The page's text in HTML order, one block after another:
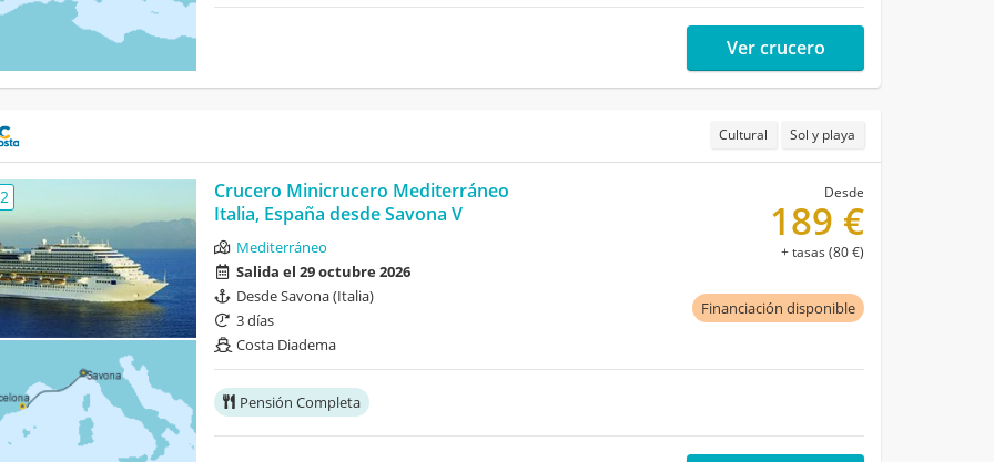
Ver crucero
Cultural Sol y playa
Crucero Minicrucero Mediterráneo
Italia, España desde Savona V
Mediterráneo
Salida el 29 octubre 2026
Desde Savona (Italia)
3 días
Costa Diadema
Pensión Completa
Financiación disponible
Desde
189 €
+ tasas (80 €)